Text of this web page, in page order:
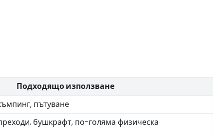
Подходящо използване
пътуване
бушкрафт, по-голяма физическа